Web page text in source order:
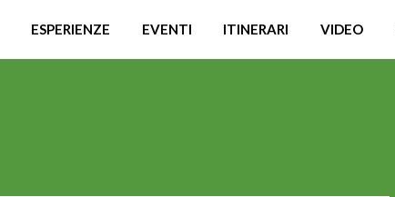
ESPERIENZE EVENTI ITINERARI VIDEO